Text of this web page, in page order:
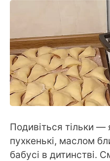
Подивіться тільки —
пухкенькі, маслом
бабусі в дитинстві.